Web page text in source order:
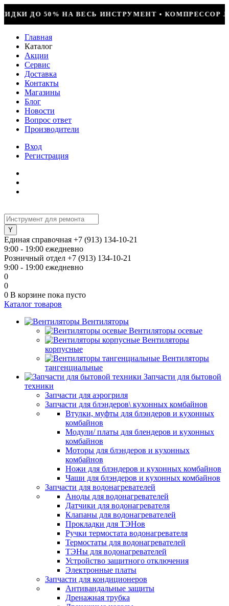
• КОМПРЕССОР JIAXIPERA T1114YB, 170ВТ,
Главная
Каталог
Акции
Сервис
Доставка
Контакты
Магазины
Блог
Новости
Вопрос ответ
Производители
Вход
Регистрация
Единая справочная +7 (913) 134-10-21
9:00 - 19:00 ежедневно
Розничный отдел +7 (913) 134-10-21
9:00 - 19:00 ежедневно
0
0
0 В корзине пока пусто
Каталог товаров
Вентиляторы
Вентиляторы осевые
Вентиляторы
корпусные
Вентиляторы
тангенциальные
Запчасти для бытовой
техники
Запчасти для аэрогриля
Запчасти для блэндеров\ кухонных комбайнов
Втулки, муфты для блэндеров и кухонных
комбайнов
Модули/ платы для блендеров и кухонных
комбайнов
Моторы для блэндеров и кухонных
комбайнов
Ножи для блэндеров и кухонных комбайнов
Чаши для блэндеров и кухонных комбайнов
Запчасти для водонагревателей
Аноды для водонагревателей
Датчики для водонагревателя
Клапаны для водонагревателей
Прокладки для ТЭНов
Ручки термостата водонагревателя
Термостаты для водонагревателей
ТЭНы для водонагревателей
Устройство защитного отключения
Электронные платы
Запчасти для кондиционеров
Антивандальные защиты
Дренажная трубка